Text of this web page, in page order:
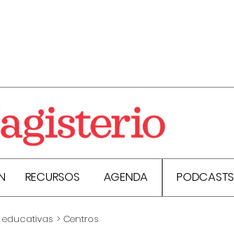
RECURSOS AGENDA PODCASTS
Centros